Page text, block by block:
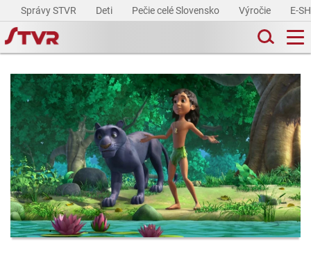
Správy STVR Deti Pečie celé Slovensko Výročie E-